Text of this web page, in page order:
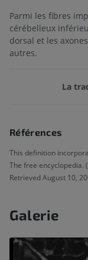
Parmi les fibres
cérébelleux
dorsal et les
autres.
La
Références
This definition
The free encyclopedia.
Retrieved August 10,
Galerie